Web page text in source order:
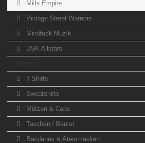
Milfs Empire
Vintage Street Warriors
Mindfuck Muzik
DSK Allstars
T-Shirts
Sweatshirts
Mützen & Caps
Taschen / Beutel
Bandanas & Atemmasken